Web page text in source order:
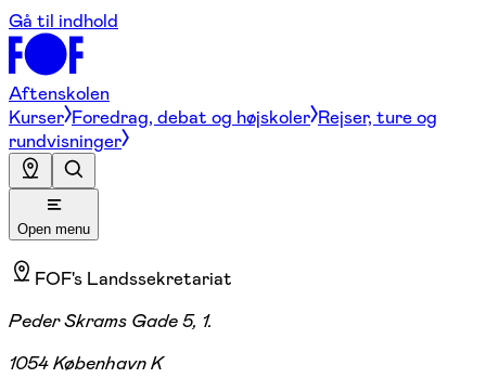
Gå til indhold
Aftenskolen
Kurser Foredrag, debat og højskoler Rejser, ture og
rundvisninger
Open menu
FOF's Landssekretariat
Peder Skrams Gade 5, 1.
1054 København K